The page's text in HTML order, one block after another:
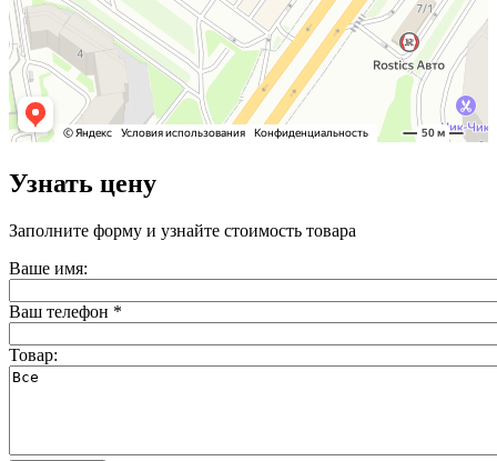
Узнать цену
Заполните форму и узнайте стоимость товара
Ваше имя:
Ваш телефон *
Товар: